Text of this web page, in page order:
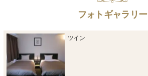
フォトギャラリー
ツイン